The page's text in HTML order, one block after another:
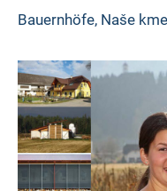
Bauernhöfe, Naše